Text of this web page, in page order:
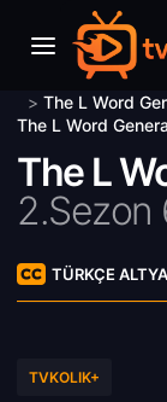
> The L Word
The L Word
The L
2.Sezon
TÜRKÇE
TVKOLIK+